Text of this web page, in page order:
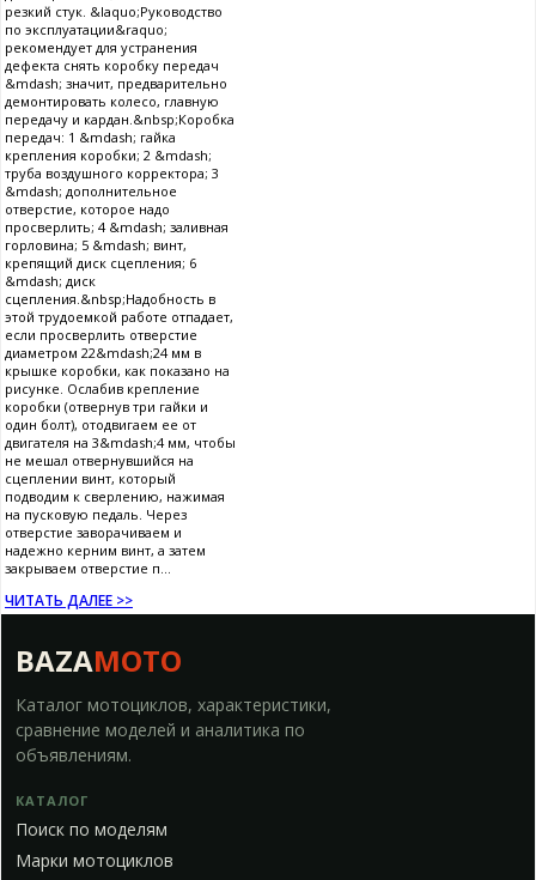
резкий стук. &laquo;Руководство
по эксплуатации&raquo;
рекомендует для устранения
дефекта снять коробку передач
&mdash; значит, предварительно
демонтировать колесо, главную
передачу и кардан.&nbsp;Коробка
передач: 1 &mdash; гайка
крепления коробки; 2 &mdash;
труба воздушного корректора; 3
&mdash; дополнительное
отверстие, которое надо
просверлить; 4 &mdash; заливная
горловина; 5 &mdash; винт,
крепящий диск сцепления; 6
&mdash; диск
сцепления.&nbsp;Надобность в
этой трудоемкой работе отпадает,
если просверлить отверстие
диаметром 22&mdash;24 мм в
крышке коробки, как показано на
рисунке. Ослабив крепление
коробки (отвернув три гайки и
один болт), отодвигаем ее от
двигателя на 3&mdash;4 мм, чтобы
не мешал отвернувшийся на
сцеплении винт, который
подводим к сверлению, нажимая
на пусковую педаль. Через
отверстие заворачиваем и
надежно керним винт, а затем
закрываем отверстие п...
ЧИТАТЬ ДАЛЕЕ >>
BAZAMOTO
Каталог мотоциклов, характеристики,
сравнение моделей и аналитика по
объявлениям.
КАТАЛОГ
Поиск по моделям
Марки мотоциклов